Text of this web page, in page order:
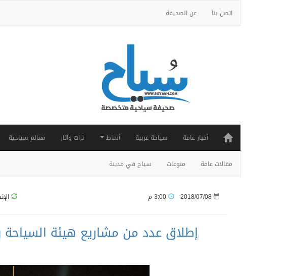
اتصل بنا عن الصحيفة
أخبار عامة سياحة عربية أنماط تراث واثار معالم سياحية
مقالات عامة منوعات سياح في مدينة
2018/07/08
إطلاق عدد من مشاريع هيئة السياحة